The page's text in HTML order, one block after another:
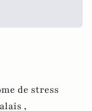
de stress
,